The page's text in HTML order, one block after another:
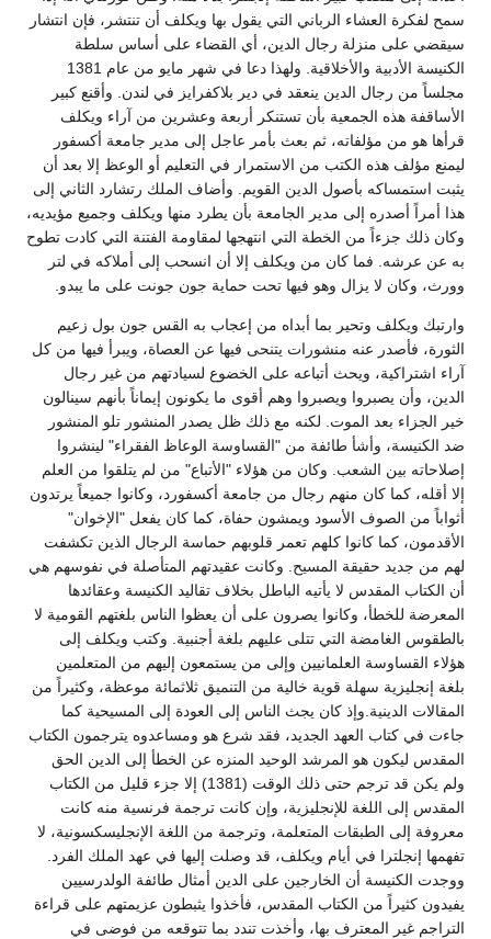
سمح لفكرة العشاء الرباني التي يقول بها ويكلف أن تنتشر، فإن انتشار
سيقضي على منزلة رجال الدين، أي القضاء على أساس سلطة
الكنيسة الأدبية والأخلاقية. ولهذا دعا في شهر مايو من عام 1381
مجلساً من رجال الدين ينعقد في دير بلاكفرايز في لندن. وأقنع كبير
الأساقفة هذه الجمعية بأن تستنكر أربعة وعشرين من آراء ويكلف
قرأها هو من مؤلفاته، ثم بعث بأمر عاجل إلى مدير جامعة أكسفور
ليمنع مؤلف هذه الكتب من الاستمرار في التعليم أو الوعظ إلا بعد أن
يثبت استمساكه بأصول الدين القويم. وأضاف الملك رتشارد الثاني إلى
هذا أمراً أصدره إلى مدير الجامعة بأن يطرد منها ويكلف وجميع مؤيديه،
وكان ذلك جزءاً من الخطة التي انتهجها لمقاومة الفتنة التي كادت تطوح
به عن عرشه. فما كان من ويكلف إلا أن انسحب إلى أملاكه في لتر
وورث، وكان لا يزال وهو فيها تحت حماية جون جونت على ما يبدو.
وارتبك ويكلف وتحير بما أبداه من إعجاب به القس جون بول زعيم
الثورة، فأصدر عنه منشورات يتنحى فيها عن العصاة، ويبرأ فيها من كل
آراء اشتراكية، ويحث أتباعه على الخضوع لسيادتهم من غير رجال
الدين، وأن يصبروا ويصبروا وهم أقوى ما يكونون إيماناً بأنهم سينالون
خير الجزاء بعد الموت. لكنه مع ذلك ظل يصدر المنشور تلو المنشور
ضد الكنيسة، وأشأ طائفة من "القساوسة الوعاظ الفقراء" لينشروا
إصلاحاته بين الشعب. وكان من هؤلاء "الأتباع" من لم يتلقوا من العلم
إلا أقله، كما كان منهم رجال من جامعة أكسفورد، وكانوا جميعاً يرتدون
أثواباً من الصوف الأسود ويمشون حفاة، كما كان يفعل "الإخوان"
الأقدمون، كما كانوا كلهم تعمر قلوبهم حماسة الرجال الذين تكشفت
لهم من جديد حقيقة المسيح. وكانت عقيدتهم المتأصلة في نفوسهم هي
أن الكتاب المقدس لا يأتيه الباطل بخلاف تقاليد الكنيسة وعقائدها
المعرضة للخطأ، وكانوا يصرون على أن يعظوا الناس بلغتهم القومية لا
بالطقوس الغامضة التي تتلى عليهم بلغة أجنبية. وكتب ويكلف إلى
هؤلاء القساوسة العلمانيين وإلى من يستمعون إليهم من المتعلمين
بلغة إنجليزية سهلة قوية خالية من التنميق ثلاثمائة موعظة، وكثيراً من
المقالات الدينية.وإذ كان يجث الناس إلى العودة إلى المسيحية كما
جاءت في كتاب العهد الجديد، فقد شرع هو ومساعدوه يترجمون الكتاب
المقدس ليكون هو المرشد الوحيد المنزه عن الخطأ إلى الدين الحق
ولم يكن قد ترجم حتى ذلك الوقت (1381) إلا جزء قليل من الكتاب
المقدس إلى اللغة للإنجليزية، وإن كانت ترجمة فرنسية منه كانت
معروفة إلى الطبقات المتعلمة، وترجمة من اللغة الإنجليسكسونية، لا
تفهمها إنجلترا في أيام ويكلف، قد وصلت إليها في عهد الملك الفرد.
ووجدت الكنيسة أن الخارجين على الدين أمثال طائفة الولدرسيين
يفيدون كثيراً من الكتاب المقدس، فأخذوا يثبطون عزيمتهم على قراءة
التراجم غير المعترف بها، وأخذت تندد بما تتوقعه من فوضى في